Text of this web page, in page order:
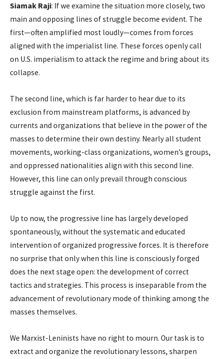
Siamak Raji: If we examine the situation more closely, two
main and opposing lines of struggle become evident. The
first—often amplified most loudly—comes from forces
aligned with the imperialist line. These forces openly call
on U.S. imperialism to attack the regime and bring about its
collapse.
The second line, which is far harder to hear due to its
exclusion from mainstream platforms, is advanced by
currents and organizations that believe in the power of the
masses to determine their own destiny. Nearly all student
movements, working-class organizations, women’s groups,
and oppressed nationalities align with this second line.
However, this line can only prevail through conscious
struggle against the first.
Up to now, the progressive line has largely developed
spontaneously, without the systematic and educated
intervention of organized progressive forces. It is therefore
no surprise that only when this line is consciously forged
does the next stage open: the development of correct
tactics and strategies. This process is inseparable from the
advancement of revolutionary mode of thinking among the
masses themselves.
We Marxist-Leninists have no right to mourn. Our task is to
extract and organize the revolutionary lessons, sharpen